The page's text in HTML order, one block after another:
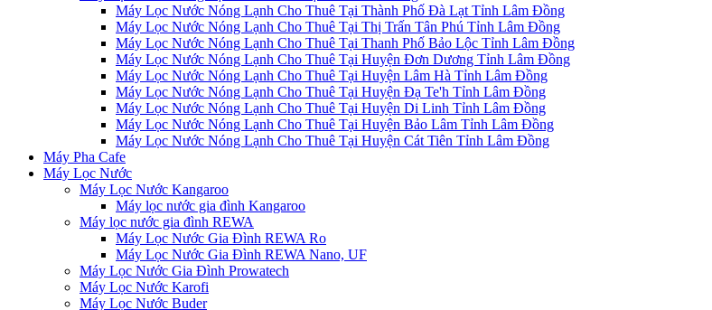
Máy Lọc Nước Nóng Lạnh Cho Thuê Tại Thành Phố Đà Lạt Tỉnh Lâm Đồng
Máy Lọc Nước Nóng Lạnh Cho Thuê Tại Thị Trấn Tân Phú Tỉnh Lâm Đồng
Máy Lọc Nước Nóng Lạnh Cho Thuê Tại Thanh Phố Bảo Lộc Tỉnh Lâm Đồng
Máy Lọc Nước Nóng Lạnh Cho Thuê Tại Huyện Đơn Dương Tỉnh Lâm Đồng
Máy Lọc Nước Nóng Lạnh Cho Thuê Tại Huyện Lâm Hà Tỉnh Lâm Đồng
Máy Lọc Nước Nóng Lạnh Cho Thuê Tại Huyện Đạ Te'h Tỉnh Lâm Đồng
Máy Lọc Nước Nóng Lạnh Cho Thuê Tại Huyện Di Linh Tỉnh Lâm Đồng
Máy Lọc Nước Nóng Lạnh Cho Thuê Tại Huyện Bảo Lâm Tỉnh Lâm Đồng
Máy Lọc Nước Nóng Lạnh Cho Thuê Tại Huyện Cát Tiên Tỉnh Lâm Đồng
Máy Pha Cafe
Máy Lọc Nước
Máy Lọc Nước Kangaroo
Máy lọc nước gia đình Kangaroo
Máy lọc nước gia đình REWA
Máy Lọc Nước Gia Đình REWA Ro
Máy Lọc Nước Gia Đình REWA Nano, UF
Máy Lọc Nước Gia Đình Prowatech
Máy Lọc Nước Karofi
Máy Lọc Nước Buder